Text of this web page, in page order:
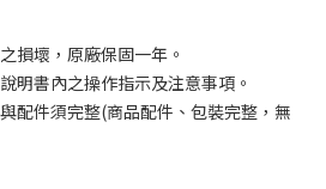
損壞，原廠保固一年。
明書內之操作指示及注意事項。
配件須完整(商品配件、包裝完整，無